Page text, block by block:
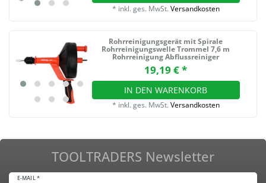
* inkl. ges. MwSt. Versandkosten
Rohrreinigungsgerät mit Spirale
Rohrreinigungswelle Trommel 7,6 m
Rohrreinigung Abflussreiniger
19,19 € *
IN DEN WARENKORB
* inkl. ges. MwSt. Versandkosten
TOOLTRADERS Newsletter
E-MAIL *